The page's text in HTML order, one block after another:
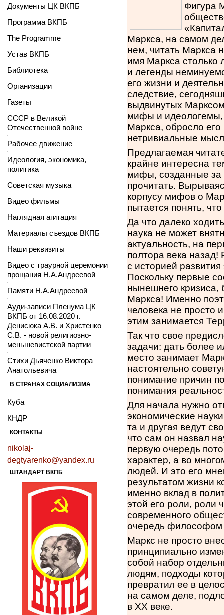
Фигура
Маркса, на самом
нем, читать Маркса
имя Маркса столько
и легенды
его жизни и
следствие,
выдвинутых
мифы и идеологемы,
Маркса, обросло
нетривиальные
Предлагаемая
крайне интересна
мифы, созданные за
прочитать.
корпусу мифов о
пытается понять,
Да что далеко
наука не может
актуальность, на
полтора века
с историей
Поскольку первые
нынешнего
Маркса! Именно
человека не просто
этим занимается
Так что свое
задачи: дать более
место занимает
настоятельно
понимание причин
понимания
Для начала нужно
экономические
та и другая ведут
что сам он назвал
первую очередь
характер, а во
людей. И это его
результатом жизни
именно вклад в
этой его роли, роли
современного
очередь
Маркс не просто
принципиально
собой набор
людям, подходы
превратил ее в
на самом деле,
в ХХ веке.
Документы ЦК ВКПБ
Программа ВКПБ
The Programme
Устав ВКПБ
Библиотека
Организации
Газеты
СССР в Великой
Отечественной войне
Рабочее движение
Идеология, экономика,
политика
Советская музыка
Видео фильмы
Наглядная агитация
Материалы съездов ВКПБ
Наши реквизиты
Видео с траурной церемонии
прощания Н.А.Андреевой
Памяти Н.А.Андреевой
Ауди-записи Пленума ЦК
ВКПБ от 16.08.2020 г.
Денисюка А.В. и Христенко
С.В. - новой религиозно-
меньшевистской партии
Стихи Дьяченко Виктора
Анатольевича
В СТРАНАХ СОЦИАЛИЗМА
Куба
КНДР
КОНТАКТЫ
nikolaj-
degtyarenko@yandex.ru
ШТАНДАРТ ВКПБ